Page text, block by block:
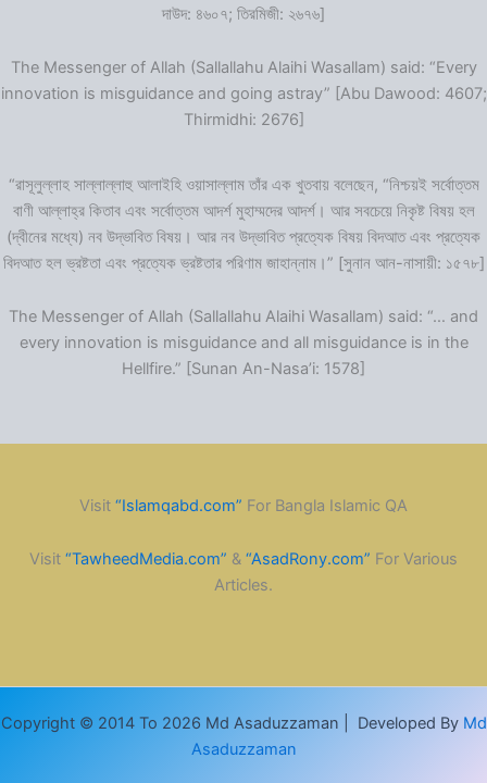
দাউদ: ৪৬০৭; তিরমিজী: ২৬৭৬]
The Messenger of Allah (Sallallahu Alaihi Wasallam) said: “Every
innovation is misguidance and going astray” [Abu Dawood: 4607;
Thirmidhi: 2676]
“রাসূলুল্লাহ সাল্লাল্লাহু আলাইহি ওয়াসাল্লাম তাঁর এক খুতবায় বলেছেন, “নিশ্চয়ই সর্বোত্তম
বাণী আল্লাহ্‌র কিতাব এবং সর্বোত্তম আদর্শ মুহাম্মদের আদর্শ। আর সবচেয়ে নিকৃষ্ট বিষয় হল
(দ্বীনের মধ্যে) নব উদ্ভাবিত বিষয়। আর নব উদ্ভাবিত প্রত্যেক বিষয় বিদআত এবং প্রত্যেক
বিদআত হল ভ্রষ্টতা এবং প্রত্যেক ভ্রষ্টতার পরিণাম জাহান্নাম।” [সুনান আন-নাসায়ী: ১৫৭৮]
The Messenger of Allah (Sallallahu Alaihi Wasallam) said: “… and
every innovation is misguidance and all misguidance is in the
Hellfire.” [Sunan An-Nasa’i: 1578]
Visit “Islamqabd.com” For Bangla Islamic QA
Visit “TawheedMedia.com” & “AsadRony.com” For Various
Articles.
Copyright © 2014 To 2026 Md Asaduzzaman | Developed By Md
Asaduzzaman